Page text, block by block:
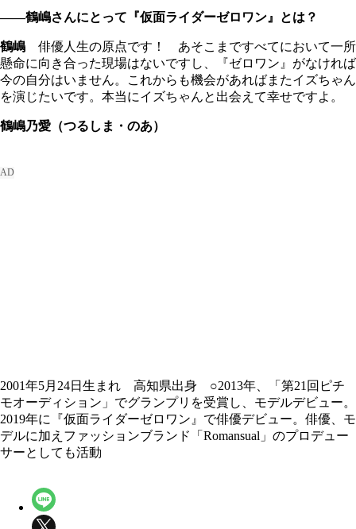
――鶴嶋さんにとって『仮面ライダーゼロワン』とは？
鶴嶋 俳優人生の原点です！ あそこまですべてにおいて一所
懸命に向き合った現場はないですし、『ゼロワン』がなければ
今の自分はいません。これからも機会があればまたイズちゃん
を演じたいです。本当にイズちゃんと出会えて幸せですよ。
鶴嶋乃愛（つるしま・のあ）
2001年5月24日生まれ 高知県出身 ○2013年、「第21回ピチ
モオーディション」でグランプリを受賞し、モデルデビュー。
2019年に『仮面ライダーゼロワン』で俳優デビュー。俳優、モ
デルに加えファッションブランド「Romansual」のプロデュー
サーとしても活動